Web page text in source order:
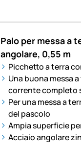
Palo per messa a
angolare, 0,55 m
Picchetto a terra
Una buona messa
corrente completo
Per una messa a
del pascolo
Ampia superficie
Acciaio angolare